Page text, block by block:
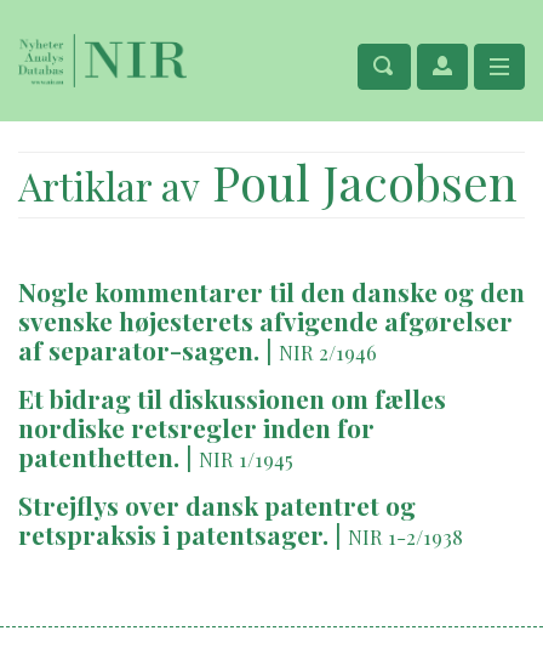
Artiklar av Poul Jacobsen
Nogle kommentarer til den danske og den
svenske højesterets afvigende afgørelser
af separator-sagen. | NIR 2/1946
Et bidrag til diskussionen om fælles
nordiske retsregler inden for
patenthetten. | NIR 1/1945
Strejflys over dansk patentret og
retspraksis i patentsager. | NIR 1-2/1938